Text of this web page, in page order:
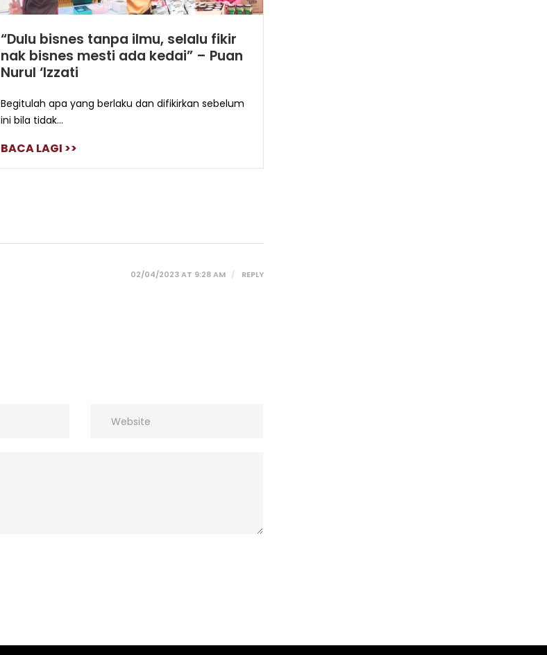
“Dulu bisnes tanpa ilmu, selalu fikir
nak bisnes mesti ada kedai” – Puan
Nurul ‘Izzati
Begitulah apa yang berlaku dan difikirkan sebelum
ini bila tidak...
BACA LAGI >>
02/04/2023 AT 9:28 AM REPLY